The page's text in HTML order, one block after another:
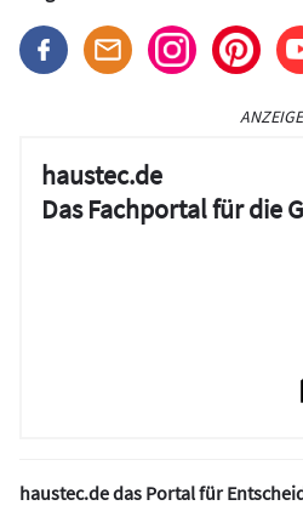
ANZEIGE
haustec.de
Das Fachportal für die
haustec.de das Portal für